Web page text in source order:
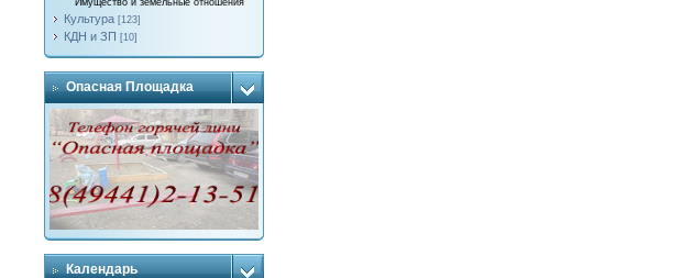
Имущество и земельные отношения
Культура [123]
КДН и ЗП [10]
Опасная Площадка
Календарь